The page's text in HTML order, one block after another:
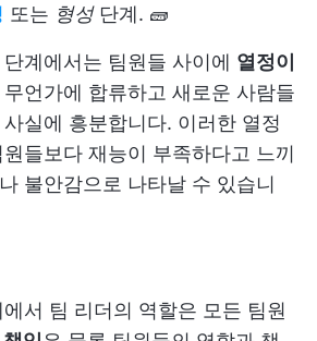
또는 형성단계. 🧱
계에서는 팀원들 사이에 열정이
언가에 합류하고 새로운 사람들
실에 흥분합니다. 이러한 열정
들보다 재능이 부족하다고 느끼
불안감으로 나타날 수 있습니
서 팀 리더의 역할은 모든 팀원